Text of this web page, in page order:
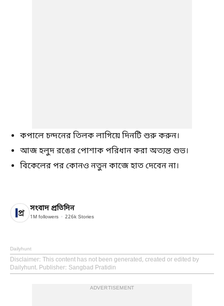
কপালে চন্দনের তিলক লাগিয়ে দিনটি শুরু করুন।
আজ হলুদ রঙের পোশাক পরিধান করা অত্যন্ত শুভ।
বিকেলের পর কোনও নতুন কাজে হাত দেবেন না।
সংবাদ প্রতিদিন
1M followers 226k Stories
Dailyhunt
Disclaimer: This content has not been generated, created or edited by
Dailyhunt. Publisher: Sangbad Pratidin
ADVERTISEMENT